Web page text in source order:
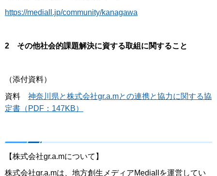
https://mediall.jp/community/kanagawa
2 その他社会的課題解決に資する取組に関すること
（添付資料）
資料 神奈川県と株式会社gr.a.mとの連携と協力に関する協
定書（PDF：147KB）
【株式会社gr.a.mについて】
株式会社gr.a.mは、地方創生メディアMediallを運営してい